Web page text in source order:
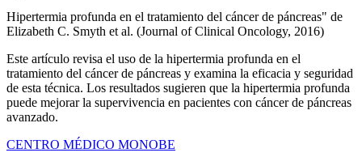
Hipertermia profunda en el tratamiento del cáncer de páncreas" de
Elizabeth C. Smyth et al. (Journal of Clinical Oncology, 2016)
Este artículo revisa el uso de la hipertermia profunda en el
tratamiento del cáncer de páncreas y examina la eficacia y seguridad
de esta técnica. Los resultados sugieren que la hipertermia profunda
puede mejorar la supervivencia en pacientes con cáncer de páncreas
avanzado.
CENTRO MÉDICO MONOBE